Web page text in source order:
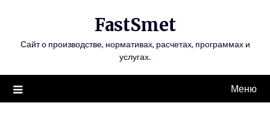
FastSmet
Сайт о производстве, нормативах, расчетах, программах и
услугах.
Меню